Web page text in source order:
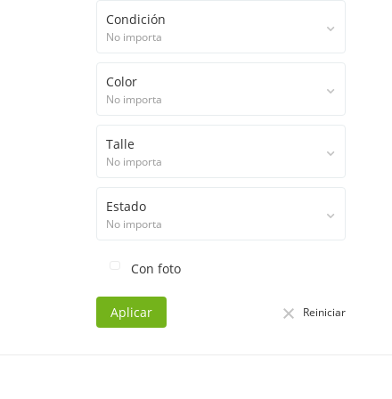
Condición
No importa
Color
No importa
Talle
No importa
Estado
No importa
Con foto
Aplicar Reiniciar